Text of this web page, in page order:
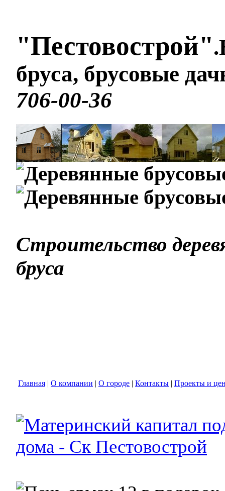
"Пестовострой".
бруса, брусовые
706-00-36
Строительство
бруса
Главная | О компании | О городе | Контакты | Проекты и